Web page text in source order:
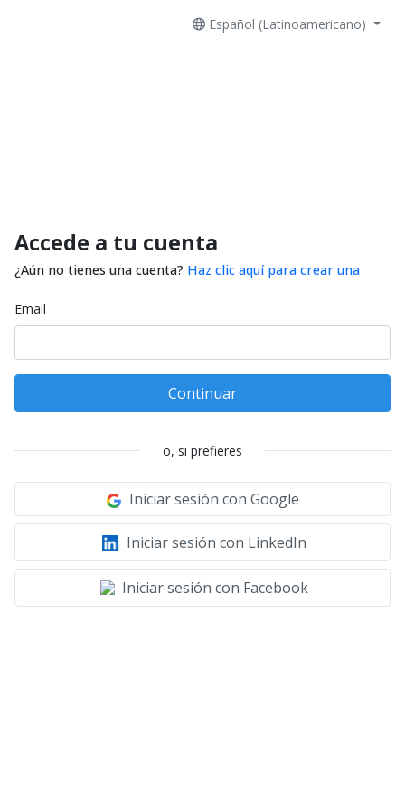
Español (Latinoamericano)
Accede a tu cuenta
¿Aún no tienes una cuenta? Haz clic aquí para crear una
Email
Continuar
o, si prefieres
Iniciar sesión con Google
Iniciar sesión con LinkedIn
Iniciar sesión con Facebook